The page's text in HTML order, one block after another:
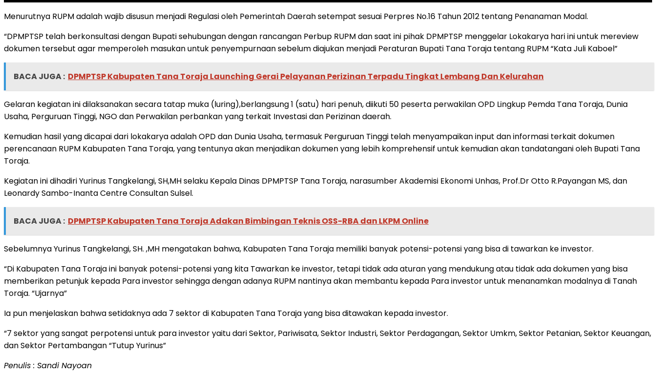
Menurutnya RUPM adalah wajib disusun menjadi Regulasi oleh Pemerintah Daerah setempat sesuai Perpres No.16 Tahun 2012 tentang Penanaman Modal.
“DPMPTSP telah berkonsultasi dengan Bupati sehubungan dengan rancangan Perbup RUPM dan saat ini pihak DPMPTSP menggelar Lokakarya hari ini untuk mereview
dokumen tersebut agar memperoleh masukan untuk penyempurnaan sebelum diajukan menjadi Peraturan Bupati Tana Toraja tentang RUPM “Kata Juli Kaboel”
BACA JUGA : DPMPTSP Kabupaten Tana Toraja Launching Gerai Pelayanan Perizinan Terpadu Tingkat Lembang Dan Kelurahan
Gelaran kegiatan ini dilaksanakan secara tatap muka (luring),berlangsung 1 (satu) hari penuh, diikuti 50 peserta perwakilan OPD Lingkup Pemda Tana Toraja, Dunia
Usaha, Perguruan Tinggi, NGO dan Perwakilan perbankan yang terkait Investasi dan Perizinan daerah.
Kemudian hasil yang dicapai dari lokakarya adalah OPD dan Dunia Usaha, termasuk Perguruan Tinggi telah menyampaikan input dan informasi terkait dokumen
perencanaan RUPM Kabupaten Tana Toraja, yang tentunya akan menjadikan dokumen yang lebih komprehensif untuk kemudian akan tandatangani oleh Bupati Tana
Toraja.
Kegiatan ini dihadiri Yurinus Tangkelangi, SH,MH selaku Kepala Dinas DPMPTSP Tana Toraja, narasumber Akademisi Ekonomi Unhas, Prof.Dr Otto R.Payangan MS, dan
Leonardy Sambo-Inanta Centre Consultan Sulsel.
BACA JUGA : DPMPTSP Kabupaten Tana Toraja Adakan Bimbingan Teknis OSS-RBA dan LKPM Online
Sebelumnya Yurinus Tangkelangi, SH. ,MH mengatakan bahwa, Kabupaten Tana Toraja memiliki banyak potensi-potensi yang bisa di tawarkan ke investor.
“Di Kabupaten Tana Toraja ini banyak potensi-potensi yang kita Tawarkan ke investor, tetapi tidak ada aturan yang mendukung atau tidak ada dokumen yang bisa
memberikan petunjuk kepada Para investor sehingga dengan adanya RUPM nantinya akan membantu kepada Para investor untuk menanamkan modalnya di Tanah
Toraja. “Ujarnya”
Ia pun menjelaskan bahwa setidaknya ada 7 sektor di Kabupaten Tana Toraja yang bisa ditawakan kepada investor.
“7 sektor yang sangat perpotensi untuk para investor yaitu dari Sektor, Pariwisata, Sektor Industri, Sektor Perdagangan, Sektor Umkm, Sektor Petanian, Sektor Keuangan,
dan Sektor Pertambangan “Tutup Yurinus”
Penulis : Sandi Nayoan